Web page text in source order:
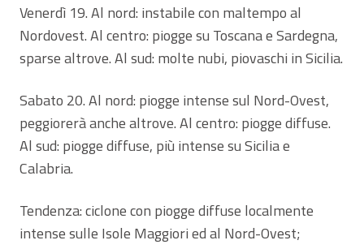
Venerdì 19. Al nord: instabile con maltempo al
Nordovest. Al centro: piogge su Toscana e Sardegna,
sparse altrove. Al sud: molte nubi, piovaschi in Sicilia.
Sabato 20. Al nord: piogge intense sul Nord-Ovest,
peggiorerà anche altrove. Al centro: piogge diffuse.
Al sud: piogge diffuse, più intense su Sicilia e
Calabria.
Tendenza: ciclone con piogge diffuse localmente
intense sulle Isole Maggiori ed al Nord-Ovest;